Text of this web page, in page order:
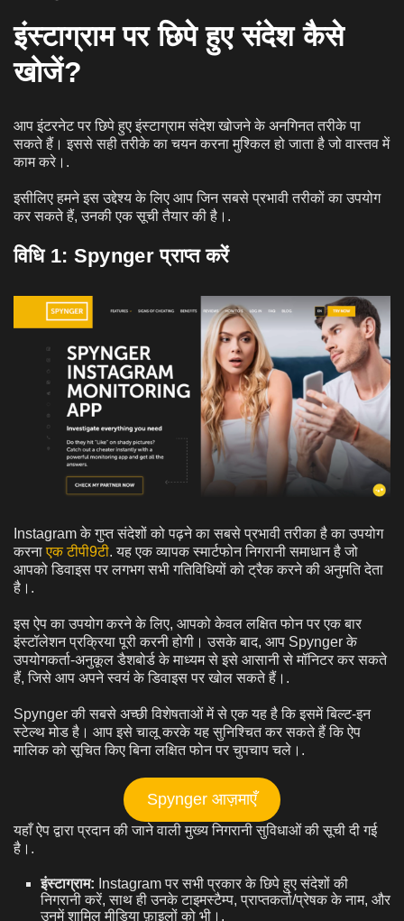
इंस्टाग्राम पर छिपे हुए संदेश कैसे
खोजें?
आप इंटरनेट पर छिपे हुए इंस्टाग्राम संदेश खोजने के अनगिनत तरीके पा
सकते हैं। इससे सही तरीके का चयन करना मुश्किल हो जाता है जो वास्तव में
काम करे।.
इसीलिए हमने इस उद्देश्य के लिए आप जिन सबसे प्रभावी तरीकों का उपयोग
कर सकते हैं, उनकी एक सूची तैयार की है।.
विधि 1: Spynger प्राप्त करें
Instagram के गुप्त संदेशों को पढ़ने का सबसे प्रभावी तरीका है का उपयोग
करनाएक टीपी9टी. यह एक व्यापक स्मार्टफोन निगरानी समाधान है जो
आपको डिवाइस पर लगभग सभी गतिविधियों को ट्रैक करने की अनुमति देता
है।.
इस ऐप का उपयोग करने के लिए, आपको केवल लक्षित फोन पर एक बार
इंस्टॉलेशन प्रक्रिया पूरी करनी होगी। उसके बाद, आप Spynger के
उपयोगकर्ता-अनुकूल डैशबोर्ड के माध्यम से इसे आसानी से मॉनिटर कर सकते
हैं, जिसे आप अपने स्वयं के डिवाइस पर खोल सकते हैं।.
Spynger की सबसे अच्छी विशेषताओं में से एक यह है कि इसमें बिल्ट-इन
स्टेल्थ मोड है। आप इसे चालू करके यह सुनिश्चित कर सकते हैं कि ऐप
मालिक को सूचित किए बिना लक्षित फोन पर चुपचाप चले।.
Spynger आज़माएँ
यहाँ ऐप द्वारा प्रदान की जाने वाली मुख्य निगरानी सुविधाओं की सूची दी गई
है।.
इंस्टाग्राम: Instagram पर सभी प्रकार के छिपे हुए संदेशों की
निगरानी करें, साथ ही उनके टाइमस्टैम्प, प्राप्तकर्ता/प्रेषक के नाम, और
उनमें शामिल मीडिया फ़ाइलों को भी।.